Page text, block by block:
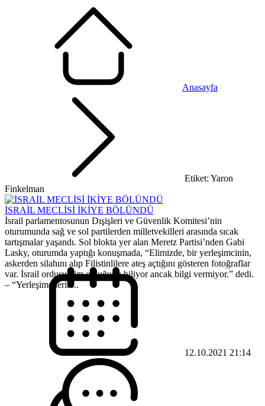
Anasayfa
Etiket: Yaron
Finkelman
İSRAİL MECLİSİ İKİYE BÖLÜNDÜ
İsrail parlamentosunun Dışişleri ve Güvenlik Komitesi’nin
oturumunda sağ ve sol partilerden milletvekilleri arasında sıcak
tartışmalar yaşandı. Sol blokta yer alan Meretz Partisi’nden Gabi
Lasky, oturumda yaptığı konuşmada, “Elimizde, bir yerleşimcinin,
askerden silahını alıp Filistinlilere ateş açtığını gösteren fotoğraflar
var. İsrail ordusu kim olduğunu biliyor ancak bilgi vermiyor.” dedi.
– “Yerleşimcilerin...
12.10.2021 21:14